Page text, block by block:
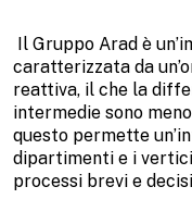
Il Gruppo Arad è
caratterizzata da
reattiva, il che la
intermedie sono
questo permette
dipartimenti e i
processi brevi e